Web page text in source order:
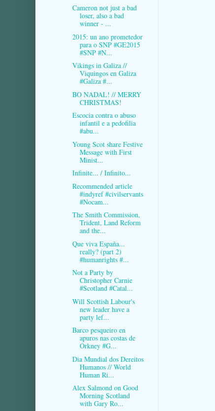
Cameron not just a bad
loser, also a bad
winner - ...
2015: un ano prometedor
para o SNP #GE2015
#SNP #N...
Vikings in Galiza //
Viquingos en Galiza
#Galiza #...
BO NADAL! // MERRY
CHRISTMAS!
Escocia contra o abuso
infantil e a pedofilia
#abu...
Young Scot share Festive
Message with First
Minist...
Infinite... / Infinito...
Recommended article
#indyref #civilservants
#Nocam...
The Smith Commission,
Trident, Land Reform
and the...
Que viva España...
really? (part 2)
#humanrights #...
Not a Party by
Christopher Carnie
#Scotland #Catal...
Will Scottish Labour's
new leader have a
party lef...
Barco pesqueiro en
apuros nas costas de
Orkney #G...
Dia Mundial dos Dereitos
Humanos // World
Human Ri...
Alex Salmond on Good
Morning Scotland
with Gary Ro...